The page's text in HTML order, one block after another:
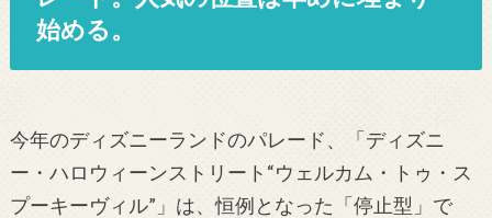
始める。
今年のディズニーランドのパレード、「ディズニ
ー・ハロウィーンストリート“ウェルカム・トゥ・ス
プーキーヴィル”」は、恒例となった「停止型」で